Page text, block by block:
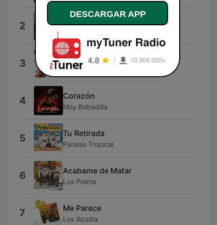
2
3 Para Estar Contigo
Encuero
4 Corazón
Moy Bobadilla
5 Tu Retirada
Paraiso Tropical
6 Acabame de Matar
Los Potros
7 Me Parece
Los Acosta
DESCARGAR APP